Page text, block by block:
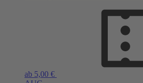
ab 5,00 €